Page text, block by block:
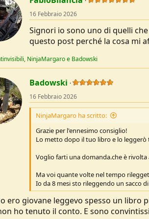
Vedi l'allegato 275415
dell'Agartha, la profezia del Re del
dagli spazi infiniti dell’Asia Centrale.
Bestie uomini e dei descrive queste
impero russo. Nel primo dopoguerra
“In ogni individuo spiritualmente sano
È una prerogativa dell’uomo dalla
forza di volontà sono destinati a
più spaventoso della solitudine
in cui s’è formato. Un passo falso, un
un’inevitabile distruzione. Avevo
spaventosi lottando con la forza di
costretto a osservare che le cosiddette
Natura ostile e selvaggia. È questa la
normali condizioni di vita dell’attuale
Ferdynand Ossendowski, Bestie uomini
https://www.montinvisibili.it/bestie-
Vedi l'allegato 275415
16 Febbraio 2026
Signori io sono uno di quelli
questo post perché la cosa mi
, NinjaMargaroe Badowski
Badowski
16 Febbraio 2026
NinjaMargaro ha scritto:
Grazie per l'ennesimo consiglio!
Lo metto dopo il tuo libro e lo
Voglio farti una domanda.che è
Ma voi quante volte nel tempo
Io da 8 mesi sto rileggendo un sacco
ero giovane leggevo spesso un libro
ho tenuto il conto. E sono